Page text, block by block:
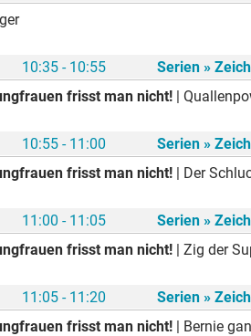
10:35 - 10:55 Serien »
frisst man nicht! |
10:55 - 11:00 Serien »
frisst man nicht! | Der
11:00 - 11:05 Serien »
frisst man nicht! | Zig der
11:05 - 11:20 Serien »
frisst man nicht! | Bernie